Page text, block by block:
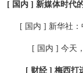
[ 国内 ] 新媒体时代
[ 国内 ] 新华社：
[ 国内 ] 今天
[ 财经 ] 梅西打